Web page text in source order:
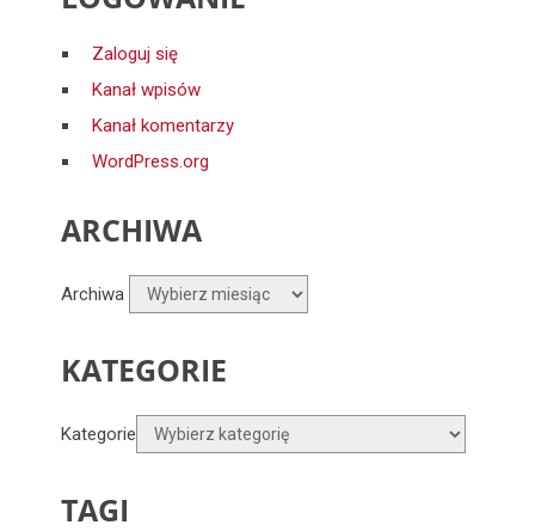
Zaloguj się
Kanał wpisów
Kanał komentarzy
WordPress.org
ARCHIWA
Archiwa
KATEGORIE
Kategorie
TAGI